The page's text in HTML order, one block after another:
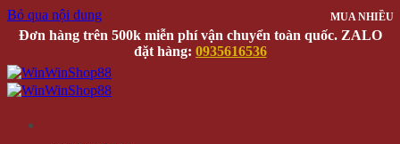
Bỏ qua nội dung
Đơn hàng trên 500k miễn phí vận chuyển toàn quốc. ZALO
đặt hàng: 0935616536
MUA NHIỀU